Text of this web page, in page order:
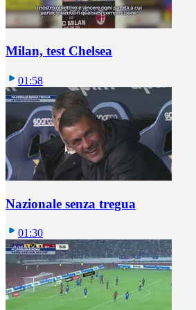
Milan, test Chelsea
01:58
Nazionale senza tregua
01:30